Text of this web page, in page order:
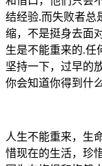
结经验.而失败者总
缩，不是挺身去面
生是不能重来的.任
坚持一下，过早的
你会知道你得到什
人生不能重来，生
惜现在的生活，珍